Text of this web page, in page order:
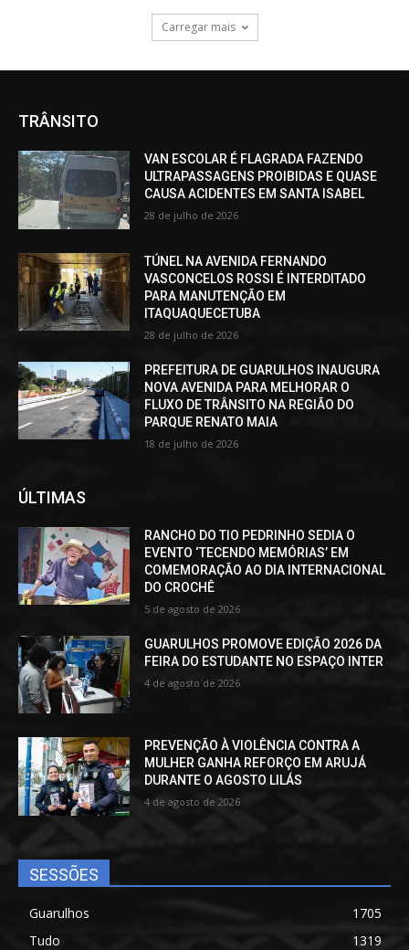
Carregar mais
TRÂNSITO
VAN ESCOLAR É FLAGRADA FAZENDO
ULTRAPASSAGENS PROIBIDAS E QUASE
CAUSA ACIDENTES EM SANTA ISABEL
28 de julho de 2026
TÚNEL NA AVENIDA FERNANDO
VASCONCELOS ROSSI É INTERDITADO
PARA MANUTENÇÃO EM
ITAQUAQUECETUBA
28 de julho de 2026
PREFEITURA DE GUARULHOS INAUGURA
NOVA AVENIDA PARA MELHORAR O
FLUXO DE TRÂNSITO NA REGIÃO DO
PARQUE RENATO MAIA
18 de julho de 2026
ÚLTIMAS
RANCHO DO TIO PEDRINHO SEDIA O
EVENTO ‘TECENDO MEMÓRIAS’ EM
COMEMORAÇÃO AO DIA INTERNACIONAL
DO CROCHÊ
5 de agosto de 2026
GUARULHOS PROMOVE EDIÇÃO 2026 DA
FEIRA DO ESTUDANTE NO ESPAÇO INTER
4 de agosto de 2026
PREVENÇÃO À VIOLÊNCIA CONTRA A
MULHER GANHA REFORÇO EM ARUJÁ
DURANTE O AGOSTO LILÁS
4 de agosto de 2026
SESSÕES
Guarulhos
1705
Tudo
1319